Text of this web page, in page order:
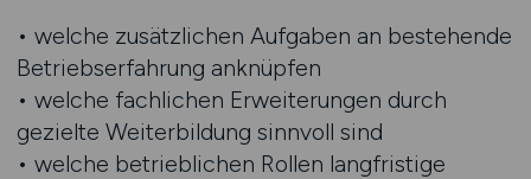
• welche zusätzlichen Aufgaben an bestehende
Betriebserfahrung anknüpfen
• welche fachlichen Erweiterungen durch
gezielte Weiterbildung sinnvoll sind
• welche betrieblichen Rollen langfristige